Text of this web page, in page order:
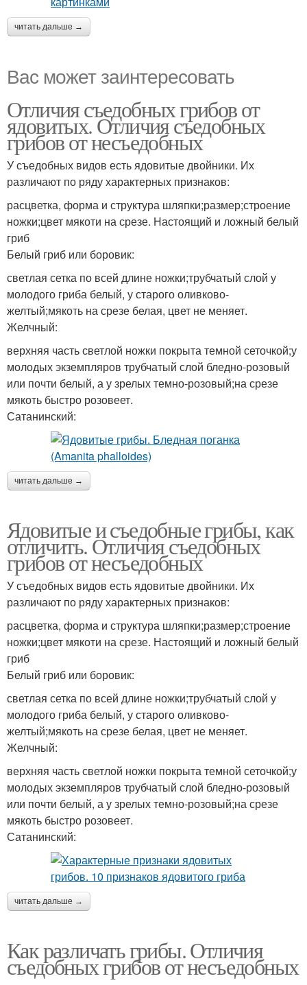
читать дальше →
Вас может заинтересовать
Отличия съедобных грибов от
ядовитых. Отличия съедобных
грибов от несъедобных
У съедобных видов есть ядовитые двойники. Их
различают по ряду характерных признаков:
расцветка, форма и структура шляпки;размер;строение
ножки;цвет мякоти на срезе. Настоящий и ложный белый
гриб
Белый гриб или боровик:
светлая сетка по всей длине ножки;трубчатый слой у
молодого гриба белый, у старого оливково-
желтый;мякоть на срезе белая, цвет не меняет.
Желчный:
верхняя часть светлой ножки покрыта темной сеточкой;у
молодых экземпляров трубчатый слой бледно-розовый
или почти белый, а у зрелых темно-розовый;на срезе
мякоть быстро розовеет.
Сатанинский:
читать дальше →
Ядовитые и съедобные грибы, как
отличить. Отличия съедобных
грибов от несъедобных
У съедобных видов есть ядовитые двойники. Их
различают по ряду характерных признаков:
расцветка, форма и структура шляпки;размер;строение
ножки;цвет мякоти на срезе. Настоящий и ложный белый
гриб
Белый гриб или боровик:
светлая сетка по всей длине ножки;трубчатый слой у
молодого гриба белый, у старого оливково-
желтый;мякоть на срезе белая, цвет не меняет.
Желчный:
верхняя часть светлой ножки покрыта темной сеточкой;у
молодых экземпляров трубчатый слой бледно-розовый
или почти белый, а у зрелых темно-розовый;на срезе
мякоть быстро розовеет.
Сатанинский:
читать дальше →
Как различать грибы. Отличия
съедобных грибов от несъедобных